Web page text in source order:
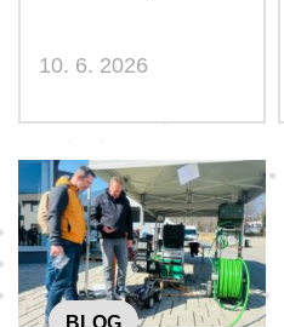
10. 6. 2026
BLOG